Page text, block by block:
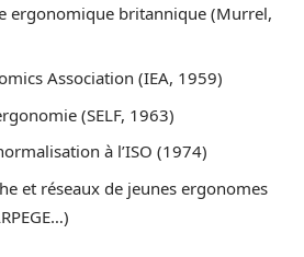
ergonomique britannique (Murrel,
Association (IEA, 1959)
(SELF, 1963)
à l’ISO (1974)
et réseaux de jeunes ergonomes